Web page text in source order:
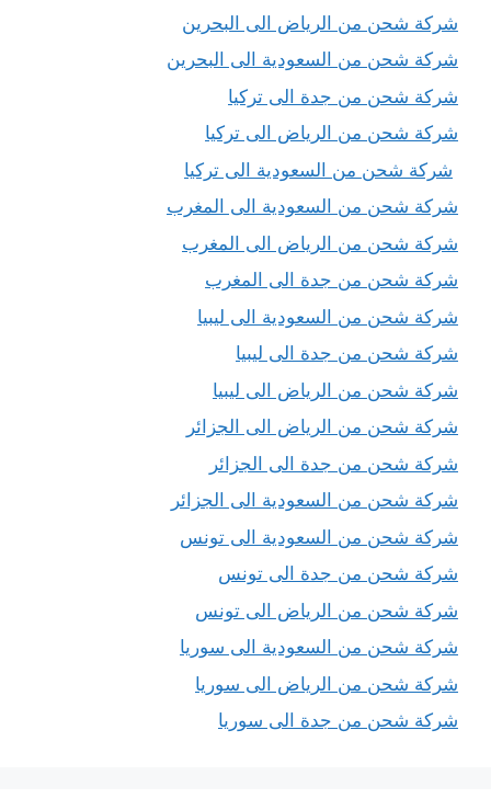
شركة شحن من الرياض الى البحرين
شركة شحن من السعودية الى البحرين
شركة شحن من جدة الى تركيا
شركة شحن من الرياض الى تركيا
شركة شحن من السعودية الى تركيا
شركة شحن من السعودية الى المغرب
شركة شحن من الرياض الى المغرب
شركة شحن من جدة الى المغرب
شركة شحن من السعودية الى ليبيا
شركة شحن من جدة الى ليبيا
شركة شحن من الرياض الى ليبيا
شركة شحن من الرياض الى الجزائر
شركة شحن من جدة الى الجزائر
شركة شحن من السعودية الى الجزائر
شركة شحن من السعودية الى تونس
شركة شحن من جدة الى تونس
شركة شحن من الرياض الى تونس
شركة شحن من السعودية الى سوريا
شركة شحن من الرياض الى سوريا
شركة شحن من جدة الى سوريا